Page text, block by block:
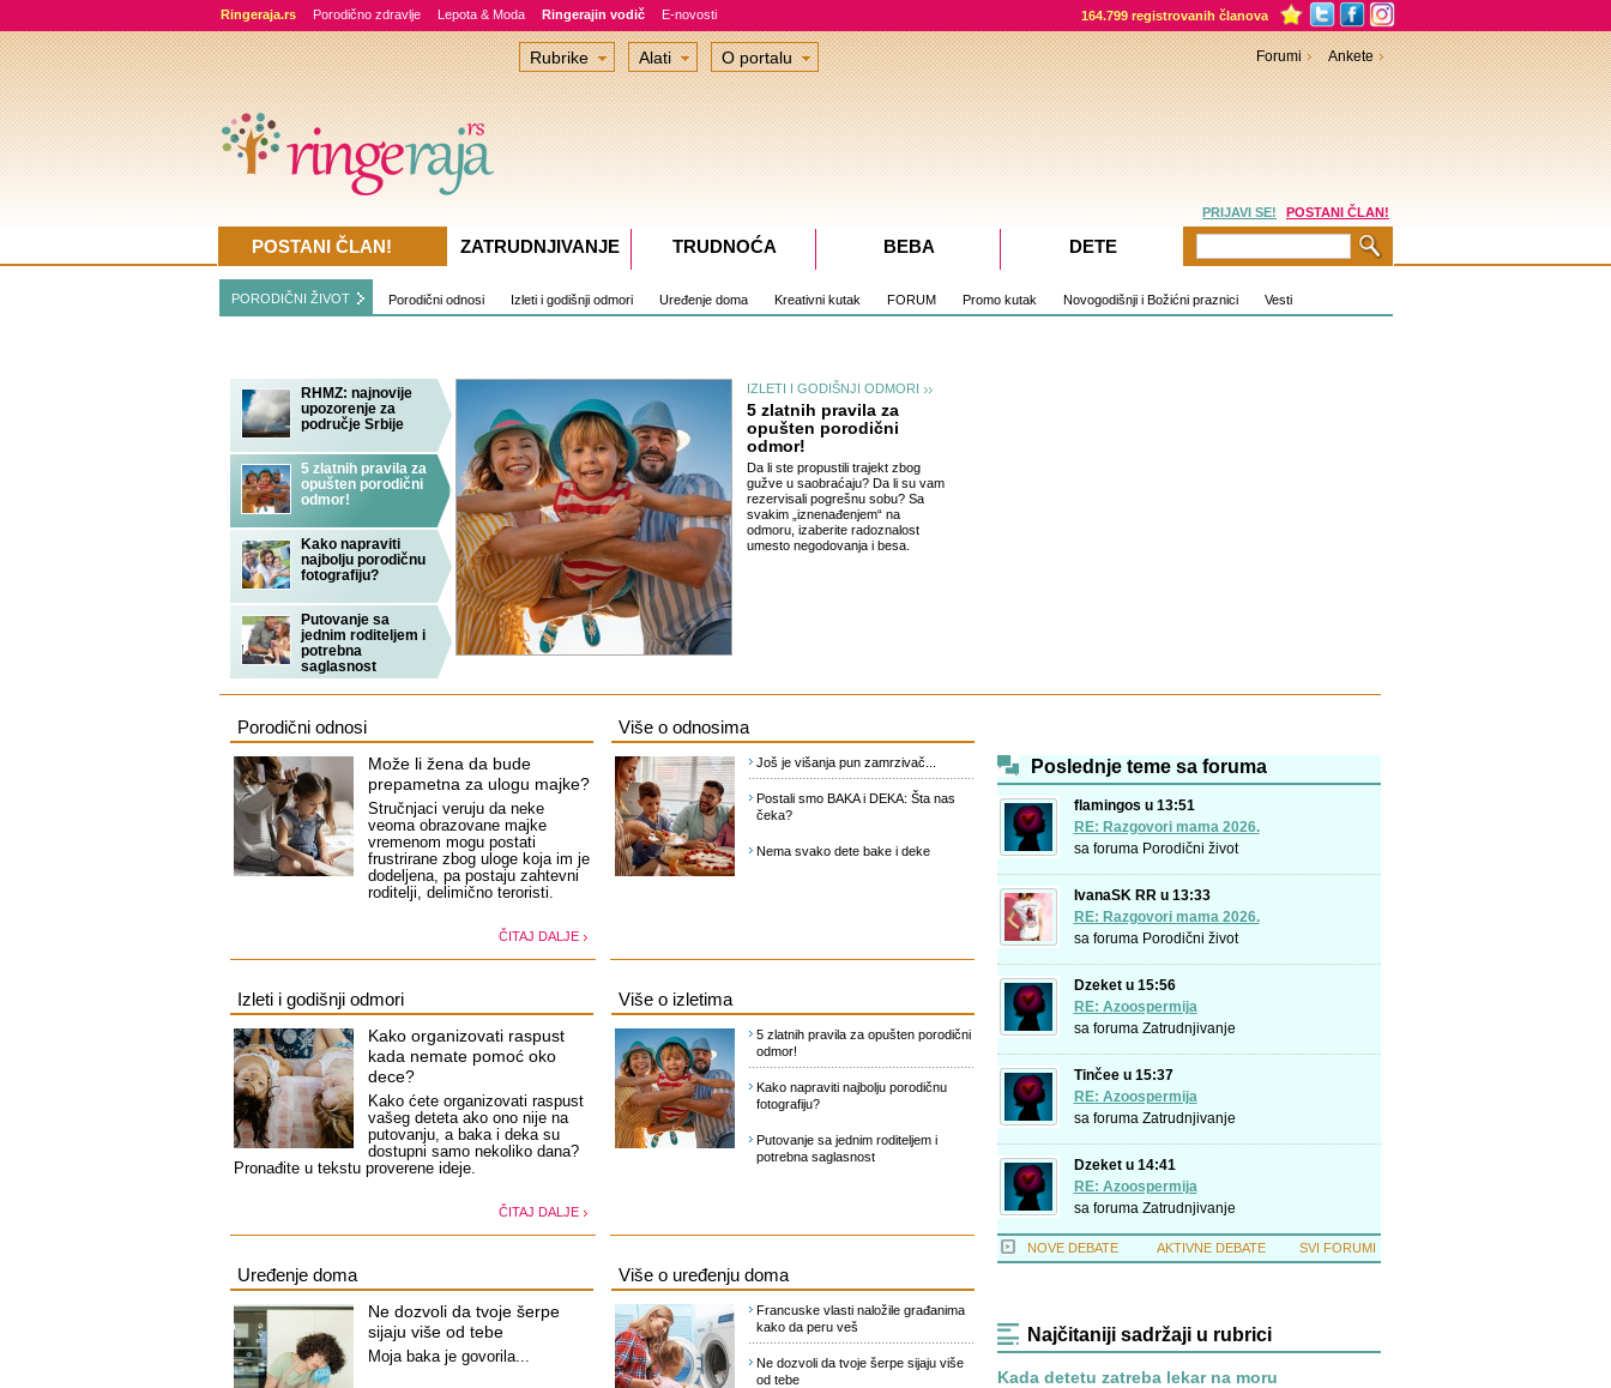
Ringeraja.rs Porodično zdravlje Lepota & Moda Ringerajin vodič E-novosti 164.799 registrovanih članova
PORODIČNI ŽIVOT Porodični odnosi Izleti i godišnji odmori Uređenje doma Kreativni kutak FORUM Promo kutak Novogodišnji i Božićni praznici Vesti
RHMZ: najnovije
upozorenje za
područje Srbije
5 zlatnih pravila za
opušten porodični
odmor!
Kako napraviti
najbolju porodičnu
fotografiju?
Putovanje sa
jednim roditeljem i
potrebna
saglasnost
IZLETI I GODIŠNJI ODMORI
5 zlatnih pravila za
opušten porodični
odmor!
Da li ste propustili trajekt zbog
gužve u saobraćaju? Da li su vam
rezervisali pogrešnu sobu? Sa
svakim „iznenađenjem“ na
odmoru, izaberite radoznalost
umesto negodovanja i besa.
Porodični odnosi
Može li žena da bude
prepametna za ulogu majke?
Stručnjaci veruju da neke
veoma obrazovane majke
vremenom mogu postati
frustrirane zbog uloge koja im je
dodeljena, pa postaju zahtevni
roditelji, delimično teroristi.
ČITAJ DALJE
Više o odnosima
Još je višanja pun zamrzivač...
Postali smo BAKA i DEKA: Šta nas
čeka?
Nema svako dete bake i deke
Izleti i godišnji odmori
Kako organizovati raspust
kada nemate pomoć oko
dece?
Kako ćete organizovati raspust
vašeg deteta ako ono nije na
putovanju, a baka i deka su
dostupni samo nekoliko dana?
Pronađite u tekstu proverene ideje.
ČITAJ DALJE
Više o izletima
5 zlatnih pravila za opušten porodični
odmor!
Kako napraviti najbolju porodičnu
fotografiju?
Putovanje sa jednim roditeljem i
potrebna saglasnost
Uređenje doma
Ne dozvoli da tvoje šerpe
sijaju više od tebe
Moja baka je govorila...
Više o uređenju doma
Francuske vlasti naložile građanima
kako da peru veš
Ne dozvoli da tvoje šerpe sijaju više
od tebe
Poslednje teme sa foruma
flamingos u 13:51
RE: Razgovori mama 2026.
sa foruma Porodični život
IvanaSK RR u 13:33
RE: Razgovori mama 2026.
sa foruma Porodični život
Dzeket u 15:56
RE: Azoospermija
sa foruma Zatrudnjivanje
Tinčee u 15:37
RE: Azoospermija
sa foruma Zatrudnjivanje
Dzeket u 14:41
RE: Azoospermija
sa foruma Zatrudnjivanje
NOVE DEBATE AKTIVNE DEBATE SVI FORUMI
Najčitaniji sadržaji u rubrici
Kada detetu zatreba lekar na moru
Rubrike Alati O portalu Forumi Ankete
PRIJAVI SE! POSTANI ČLAN!
POSTANI ČLAN! ZATRUDNJIVANJE TRUDNOĆA BEBA DETE